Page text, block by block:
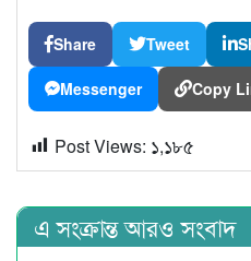
Share Tweet
Messenger Copy
Post Views: ১,১৮৫
এ সংক্রান্ত আরও সংবাদ